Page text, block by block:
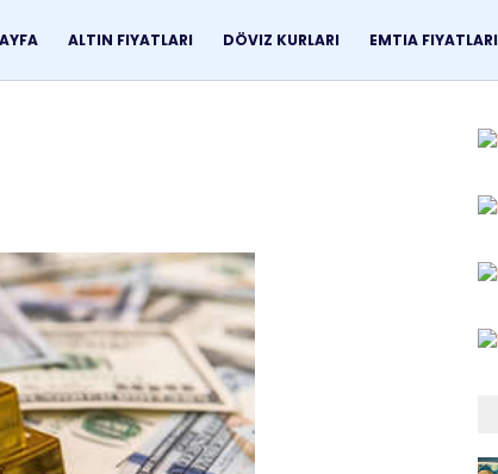
ALTIN FIYATLARI DÖVIZ KURLARI EMTIA FIYATLARI